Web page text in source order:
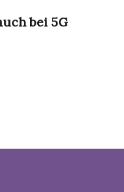
bei 5G